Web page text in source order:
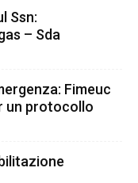
Ssn:
– Sda
Fimeuc
un protocollo